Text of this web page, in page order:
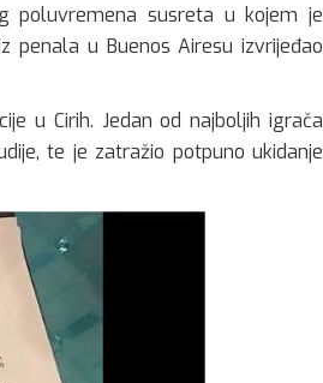
poluvremena susreta u kojem je
penala u Buenos Airesu izvrijeđao
u Cirih. Jedan od najboljih igrača
te je zatražio potpuno ukidanje